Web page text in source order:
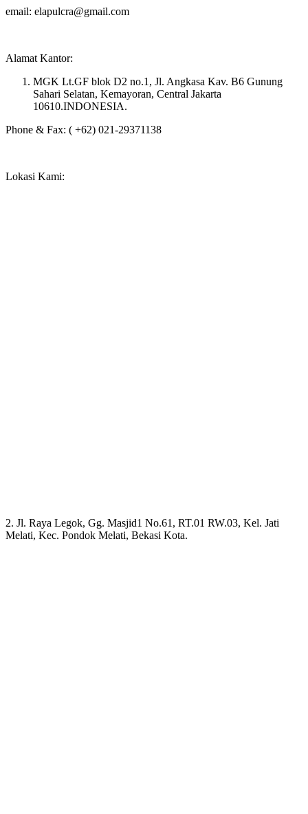
email: elapulcra@gmail.com
Alamat Kantor:
MGK Lt.GF blok D2 no.1, Jl. Angkasa Kav. B6 Gunung
Sahari Selatan, Kemayoran, Central Jakarta
10610.INDONESIA.
Phone & Fax: ( +62) 021-29371138
Lokasi Kami:
2. Jl. Raya Legok, Gg. Masjid1 No.61, RT.01 RW.03, Kel. Jati
Melati, Kec. Pondok Melati, Bekasi Kota.